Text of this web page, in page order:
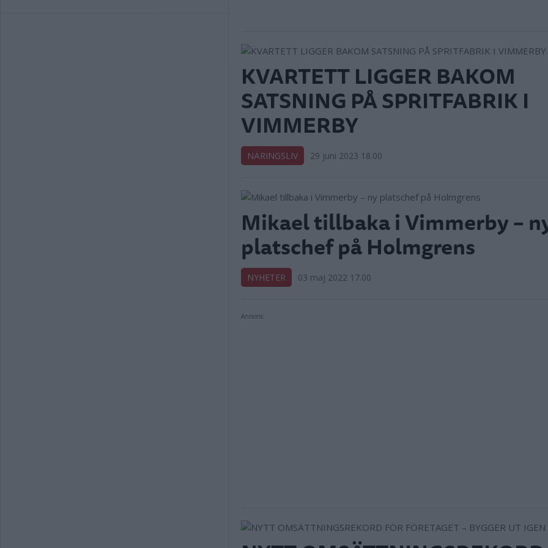
KVARTETT LIGGER BAKOM
SATSNING PÅ SPRITFABRIK I
VIMMERBY
NÄRINGSLIV 29 juni 2023 18.00
Mikael tillbaka i Vimmerby –
platschef på Holmgrens
NYHETER 03 maj 2022 17.00
Annons: